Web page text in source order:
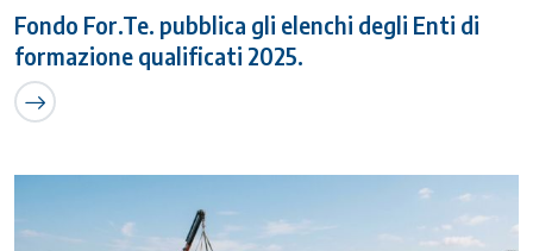
Fondo For.Te. pubblica gli elenchi degli Enti di
formazione qualificati 2025.